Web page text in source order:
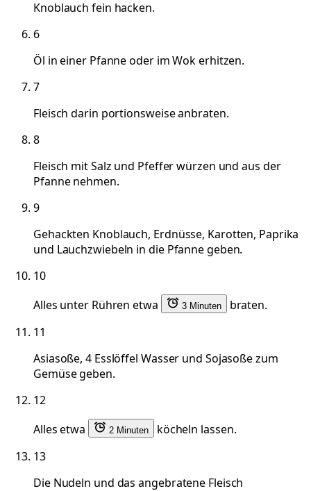
Knoblauch fein hacken.
6
Öl in einer Pfanne oder im Wok erhitzen.
7
Fleisch darin portionsweise anbraten.
8
Fleisch mit Salz und Pfeffer würzen und aus der
Pfanne nehmen.
9
Gehackten Knoblauch, Erdnüsse, Karotten, Paprika
und Lauchzwiebeln in die Pfanne geben.
10
Alles unter Rühren etwa
3 Minuten
braten.
11
Asiasoße, 4 Esslöffel Wasser und Sojasoße zum
Gemüse geben.
12
Alles etwa
2 Minuten
köcheln lassen.
13
Die Nudeln und das angebratene Fleisch